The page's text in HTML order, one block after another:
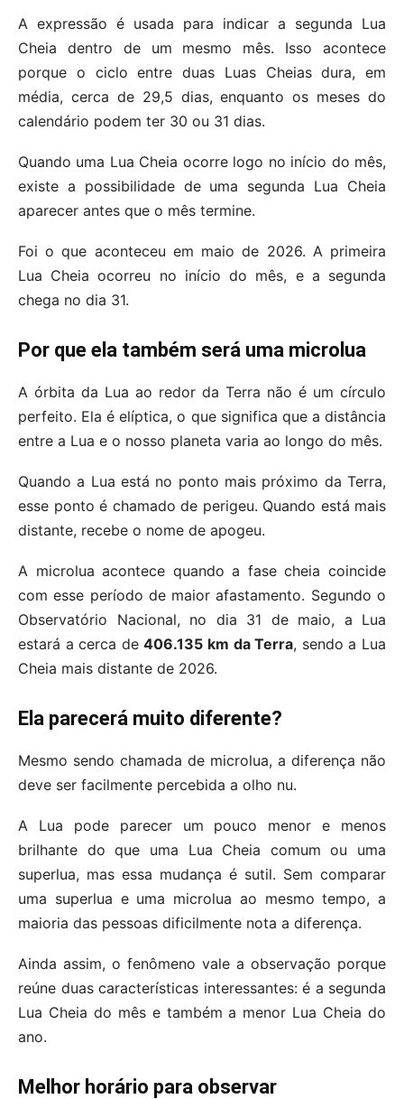
A expressão é usada para indicar a segunda Lua
Cheia dentro de um mesmo mês. Isso acontece
porque o ciclo entre duas Luas Cheias dura, em
média, cerca de 29,5 dias, enquanto os meses do
calendário podem ter 30 ou 31 dias.
Quando uma Lua Cheia ocorre logo no início do mês,
existe a possibilidade de uma segunda Lua Cheia
aparecer antes que o mês termine.
Foi o que aconteceu em maio de 2026. A primeira
Lua Cheia ocorreu no início do mês, e a segunda
chega no dia 31.
Por que ela também será uma microlua
A órbita da Lua ao redor da Terra não é um círculo
perfeito. Ela é elíptica, o que significa que a distância
entre a Lua e o nosso planeta varia ao longo do mês.
Quando a Lua está no ponto mais próximo da Terra,
esse ponto é chamado de perigeu. Quando está mais
distante, recebe o nome de apogeu.
A microlua acontece quando a fase cheia coincide
com esse período de maior afastamento. Segundo o
Observatório Nacional, no dia 31 de maio, a Lua
estará a cerca de406.135 km da Terra, sendo a Lua
Cheia mais distante de 2026.
Ela parecerá muito diferente?
Mesmo sendo chamada de microlua, a diferença não
deve ser facilmente percebida a olho nu.
A Lua pode parecer um pouco menor e menos
brilhante do que uma Lua Cheia comum ou uma
superlua, mas essa mudança é sutil. Sem comparar
uma superlua e uma microlua ao mesmo tempo, a
maioria das pessoas dificilmente nota a diferença.
Ainda assim, o fenômeno vale a observação porque
reúne duas características interessantes: é a segunda
Lua Cheia do mês e também a menor Lua Cheia do
ano.
Melhor horário para observar